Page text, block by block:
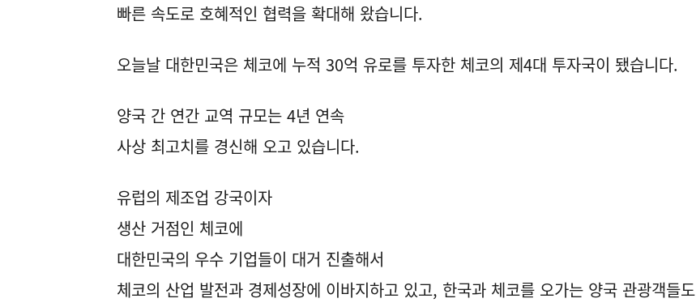
빠른 속도로 호혜적인 협력을 확대해 왔습니다.
오늘날 대한민국은 체코에 누적 30억 유로를 투자한 체코의 제4대 투자국이 됐습니다.
양국 간 연간 교역 규모는 4년 연속
사상 최고치를 경신해 오고 있습니다.
유럽의 제조업 강국이자
생산 거점인 체코에
대한민국의 우수 기업들이 대거 진출해서
체코의 산업 발전과 경제성장에 이바지하고 있고, 한국과 체코를 오가는 양국 관광객들도